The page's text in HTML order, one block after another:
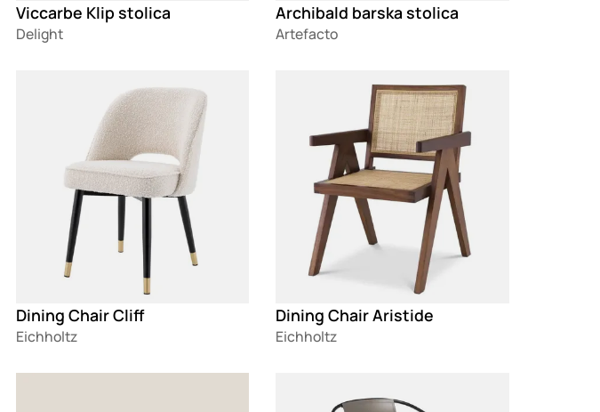
Viccarbe Klip stolica
Delight
Archibald barska stolica
Artefacto
Dining Chair Cliff
Eichholtz
Dining Chair Aristide
Eichholtz